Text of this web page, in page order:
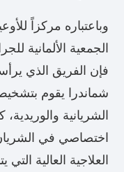
وباعتباره مركزاً
فإن الفريق الذي
شماندرا يقوم
الشريانية
اختصاصي في الشريان
العلاجية العالية التي